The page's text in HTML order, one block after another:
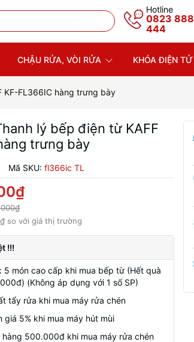
Hotline
0823 888
444
CHẬU RỬA, VÒI RỬA KHÓA ĐIỆN TỬ
KF-FL366IC hàng trưng bày
lý bếp điện từ KAFF
trưng bày
Mã SKU: fl366ic TL
so với giá thị trường
!!!
5 món cao cấp khi mua bếp từ (Hết quà
(Không áp dụng với 1 số SP)
tẩy rửa khi mua máy rửa chén
giá 5% khi mua máy hút mùi
hàng 500.000đ khi mua máy rửa chén